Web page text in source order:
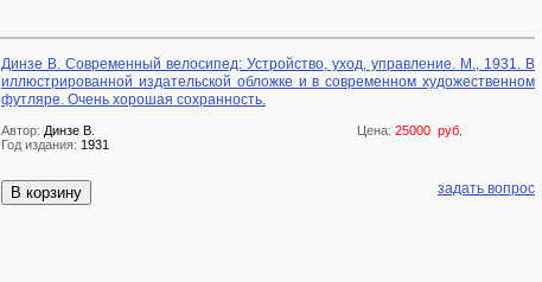
Динзе В. Современный велосипед: Устройство, уход, управление. М., 1931. В
иллюстрированной издательской обложке и в современном художественном
футляре. Очень хорошая сохранность.
Цена: 25000 руб.
Автор: Динзе В.
Год издания: 1931
В корзину задать вопрос